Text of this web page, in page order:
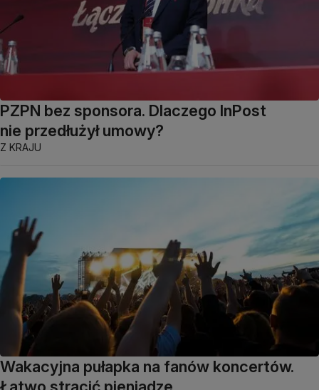
PZPN bez sponsora. Dlaczego InPost
nie przedłużył umowy?
Z KRAJU
Wakacyjna pułapka na fanów koncertów.